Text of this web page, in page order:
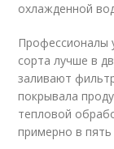
охлажденной
Профессионалы
сорта лучше в
заливают
покрывала
тепловой
примерно в пять